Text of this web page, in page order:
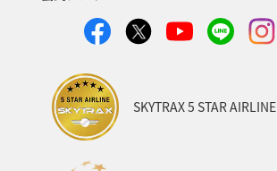
SKYTRAX 5 STAR AIRLINE